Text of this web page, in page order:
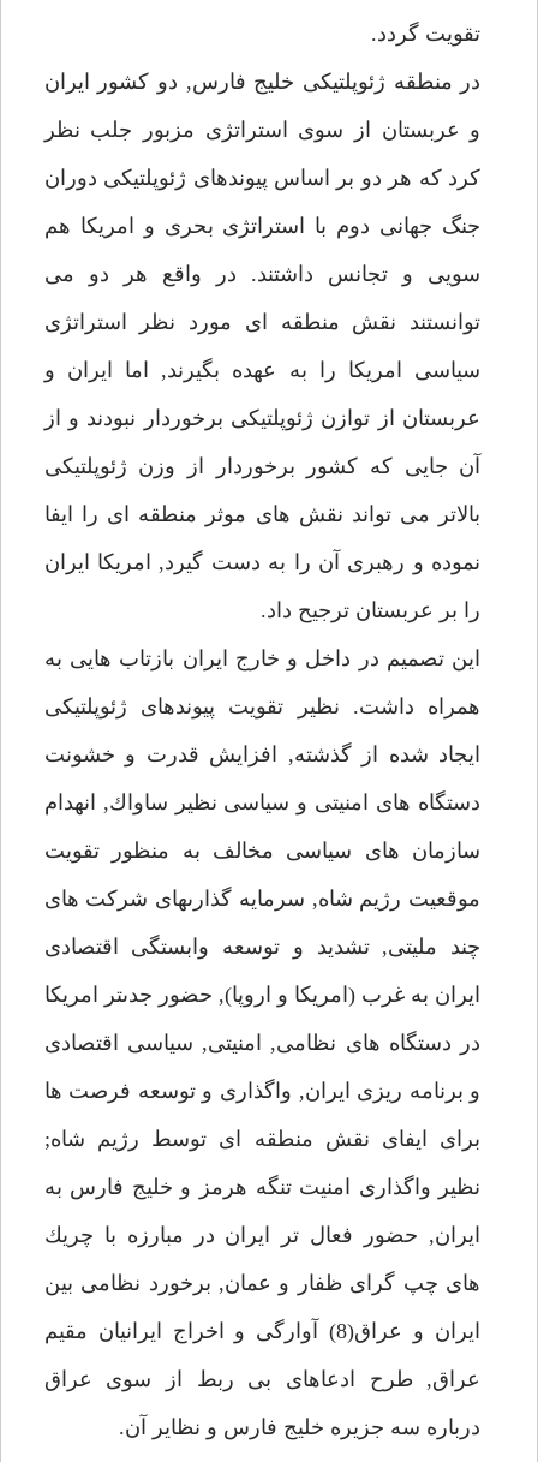
تقويت گردد.
در منطقه ژئوپلتيكى خليج فارس, دو كشور ايران
و عربستان از سوى استراتژى مزبور جلب نظر
كرد كه هر دو بر اساس پيوندهاى ژئوپلتيكى دوران
جنگ جهانى دوم با استراتژى بحرى و امريكا هم
سويى و تجانس داشتند. در واقع هر دو مى
توانستند نقش منطقه اى مورد نظر استراتژى
سياسى امريكا را به عهده بگيرند, اما ايران و
عربستان از توازن ژئوپلتيكى برخوردار نبودند و از
آن جايى كه كشور برخوردار از وزن ژئوپلتيكى
بالاتر مى تواند نقش هاى موثر منطقه اى را ايفا
نموده و رهبرى آن را به دست گيرد, امريكا ايران
را بر عربستان ترجيح داد.
اين تصميم در داخل و خارج ايران بازتاب هايى به
همراه داشت. نظير تقويت پيوندهاى ژئوپلتيكى
ايجاد شده از گذشته, افزايش قدرت و خشونت
دستگاه هاى امنيتى و سياسى نظير ساواك, انهدام
سازمان هاى سياسى مخالف به منظور تقويت
موقعيت رژيم شاه, سرمايه گذارىهاى شركت هاى
چند مليتى, تشديد و توسعه وابستگى اقتصادى
ايران به غرب (امريكا و اروپا), حضور جدىتر امريكا
در دستگاه هاى نظامى, امنيتى, سياسى اقتصادى
و برنامه ريزى ايران, واگذارى و توسعه فرصت ها
براى ايفاى نقش منطقه اى توسط رژيم شاه;
نظير واگذارى امنيت تنگه هرمز و خليج فارس به
ايران, حضور فعال تر ايران در مبارزه با چريك
هاى چپ گراى ظفار و عمان, برخورد نظامى بين
ايران و عراق(8) آوارگى و اخراج ايرانيان مقيم
عراق, طرح ادعاهاى بى ربط از سوى عراق
درباره سه جزيره خليج فارس و نظاير آن.